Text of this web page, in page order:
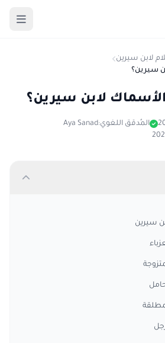
لابن سيرين
سيرين؟
لابن سيرين؟
المُدقق اللغوي:Aya Sanad
سيرين